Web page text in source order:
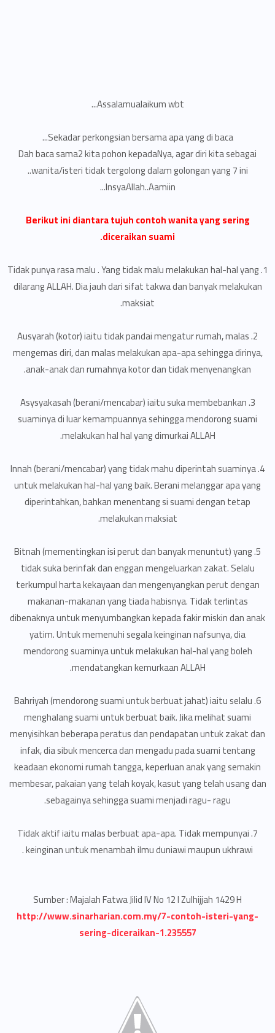
Assalamualaikum wbt...
Sekadar perkongsian bersama apa yang di baca...
Dah baca sama2 kita pohon kepadaNya, agar diri kita sebagai
wanita/isteri tidak tergolong dalam golongan yang 7 ini..
InsyaAllah..Aamiin...
Berikut ini diantara tujuh contoh wanita yang sering
diceraikan suami.
1. Tidak punya rasa malu . Yang tidak malu melakukan hal-hal yang
dilarang ALLAH. Dia jauh dari sifat takwa dan banyak melakukan
maksiat.
2. Ausyarah (kotor) iaitu tidak pandai mengatur rumah, malas
mengemas diri, dan malas melakukan apa-apa sehingga dirinya,
anak-anak dan rumahnya kotor dan tidak menyenangkan.
3. Asysyakasah (berani/mencabar) iaitu suka membebankan
suaminya di luar kemampuannya sehingga mendorong suami
melakukan hal hal yang dimurkai ALLAH.
4. Innah (berani/mencabar) yang tidak mahu diperintah suaminya
untuk melakukan hal-hal yang baik. Berani melanggar apa yang
diperintahkan, bahkan menentang si suami dengan tetap
melakukan maksiat.
5. Bitnah (mementingkan isi perut dan banyak menuntut) yang
tidak suka berinfak dan enggan mengeluarkan zakat. Selalu
terkumpul harta kekayaan dan mengenyangkan perut dengan
makanan-makanan yang tiada habisnya. Tidak terlintas
dibenaknya untuk menyumbangkan kepada fakir miskin dan anak
yatim. Untuk memenuhi segala keinginan nafsunya, dia
mendorong suaminya untuk melakukan hal-hal yang boleh
mendatangkan kemurkaan ALLAH.
6. Bahriyah (mendorong suami untuk berbuat jahat) iaitu selalu
menghalang suami untuk berbuat baik. Jika melihat suami
menyisihkan beberapa peratus dan pendapatan untuk zakat dan
infak, dia sibuk mencerca dan mengadu pada suami tentang
keadaan ekonomi rumah tangga, keperluan anak yang semakin
membesar, pakaian yang telah koyak, kasut yang telah usang dan
sebagainya sehingga suami menjadi ragu- ragu.
7. Tidak aktif iaitu malas berbuat apa-apa. Tidak mempunyai
keinginan untuk menambah ilmu duniawi maupun ukhrawi .
Sumber : Majalah Fatwa Jilid IV No 12 I Zulhijjah 1429 H
http://www.sinarharian.com.my/7-contoh-isteri-yang-
sering-diceraikan-1.235557